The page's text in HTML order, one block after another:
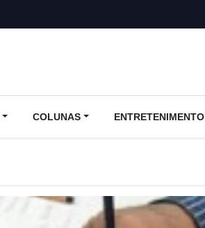
COLUNAS ENTRETENIMENTO